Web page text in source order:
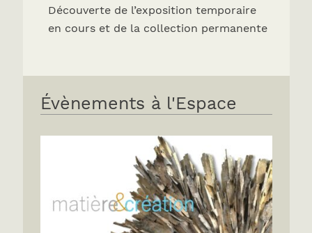
Découverte de l’exposition temporaire
en cours et de la collection permanente
Évènements à l'Espace